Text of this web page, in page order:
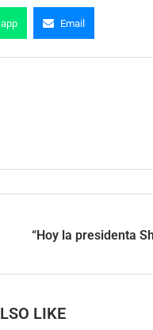
Email
“Hoy la presidenta
LIKE